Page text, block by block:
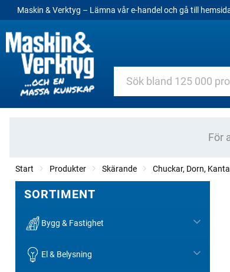
Maskin & Verktyg – Lämna vår e-handel och gå till
För
Start Produkter Skärande Chuckar, Dorn,
SORTIMENT
Bygg & Fastighet
El & Belysning